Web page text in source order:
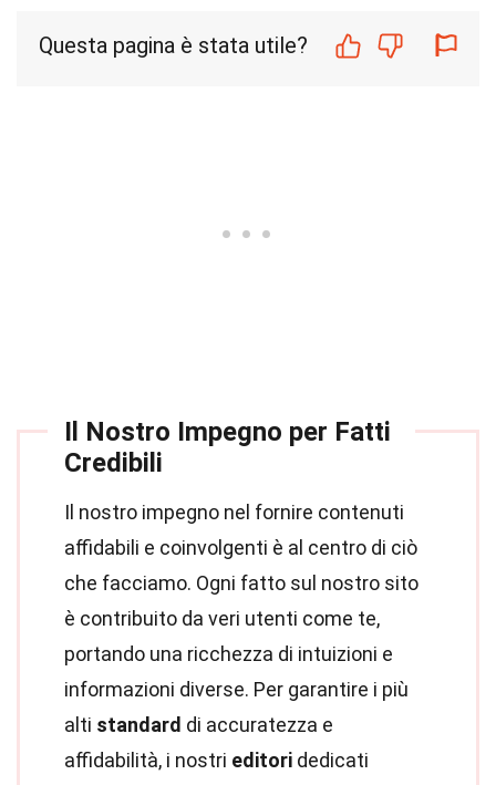
Questa pagina è stata utile?
Il Nostro Impegno per Fatti
Credibili
Il nostro impegno nel fornire contenuti
affidabili e coinvolgenti è al centro di ciò
che facciamo. Ogni fatto sul nostro sito
è contribuito da veri utenti come te,
portando una ricchezza di intuizioni e
informazioni diverse. Per garantire i più
alti standard di accuratezza e
affidabilità, i nostri editori dedicati